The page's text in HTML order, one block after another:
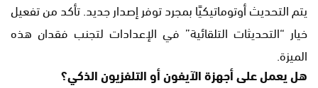
يتم التحديث أوتوماتيكيًا بمجرد توفر إصدار جديد. تأكد من تفعيل
خيار “التحديثات التلقائية” في الإعدادات لتجنب فقدان هذه
الميزة.
هل يعمل على أجهزة الآيفون أو التلفزيون الذكي؟